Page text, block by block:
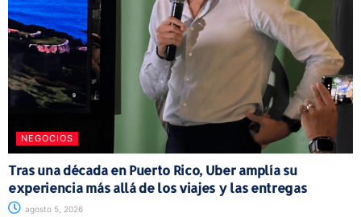
NEGOCIOS
Tras una década en Puerto Rico, Uber amplía su
experiencia más allá de los viajes y las entregas
agosto 5, 2026